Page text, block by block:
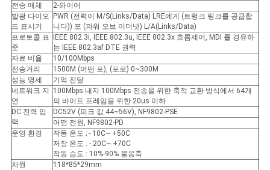
개
인
정
보
보
호
정
전송 매체
2-와이어
발광 다이오
드 표시기
PWR (전력이 M/S(Links/Data) LRE에게 (트렁크 링크를 공급합
니다)) 포 (파워 오브 이더넷) L/A(Links/Data)
프로토콜 표
준
IEEE 802.3i, IEEE 802.3u, IEEE 802.3x 흐름제어, MDI 를 경유하
는 IEEE 802.3af DTE 권력
자료 비율
10/100Mbps
전송거리
1500M (어떤 포), (포로) 0~300M
성능 명세
기억 전달
네트워크 지
연
100Mbps 내지 100Mbps 전송을 위한 축적 교환 방식에서 64개
의 바이트 프레임을 위한 20us 이하
DC 전력 입
력
DC52V (피크 값 44~56V), NF9802-PSE
어떤 전원, NF9802-PD
운영 환경
작동 온도 ; - 10C~ +50C
저장 온도 : - 20C~ +70C
작동 습도 : 10%-90% 불응축
차원
118*85*29mm